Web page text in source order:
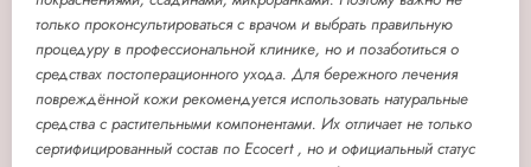
только проконсультироваться с врачом и выбрать правильную
процедуру в профессиональной клинике, но и позаботиться о
средствах постоперационного ухода. Для бережного лечения
повреждённой кожи рекомендуется использовать натуральные
средства с растительными компонентами. Их отличает не только
сертифицированный состав по Ecocert , но и официальный статус